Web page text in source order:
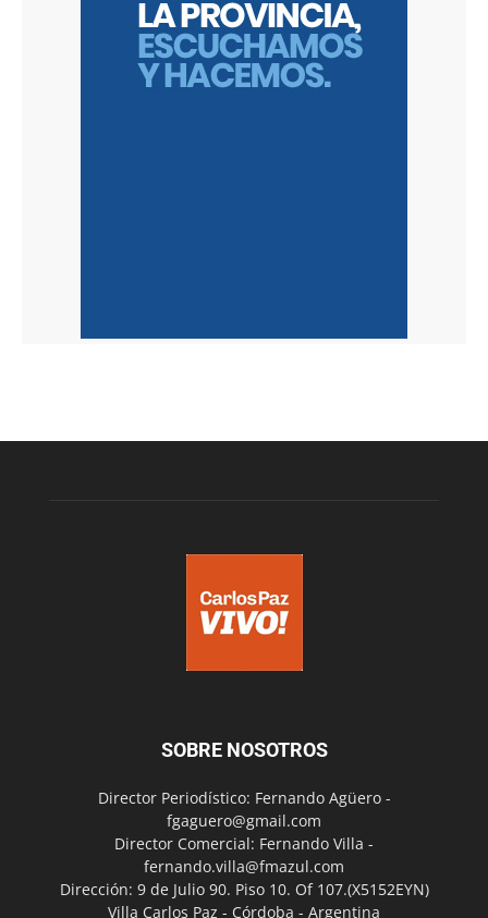
SOBRE NOSOTROS
Director Periodístico: Fernando Agüero -
fgaguero@gmail.com
Director Comercial: Fernando Villa -
fernando.villa@fmazul.com
Dirección: 9 de Julio 90. Piso 10. Of 107.(X5152EYN)
Villa Carlos Paz - Córdoba - Argentina